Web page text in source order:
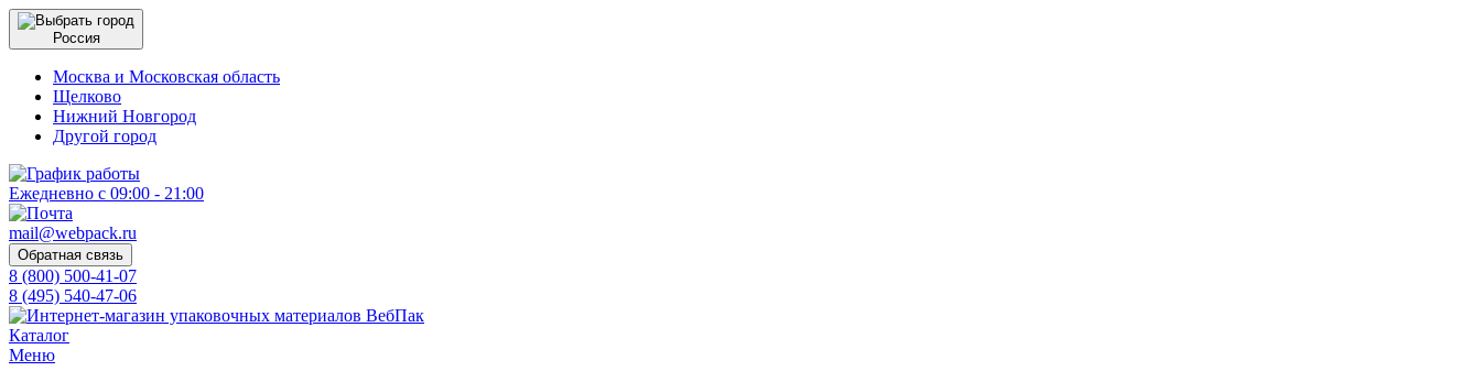
Россия
Москва и Московская область
Щелково
Нижний Новгород
Другой город
Ежедневно с 09:00 - 21:00
mail@webpack.ru
Обратная связь
8 (800) 500-41-07
8 (495) 540-47-06
Каталог
Меню